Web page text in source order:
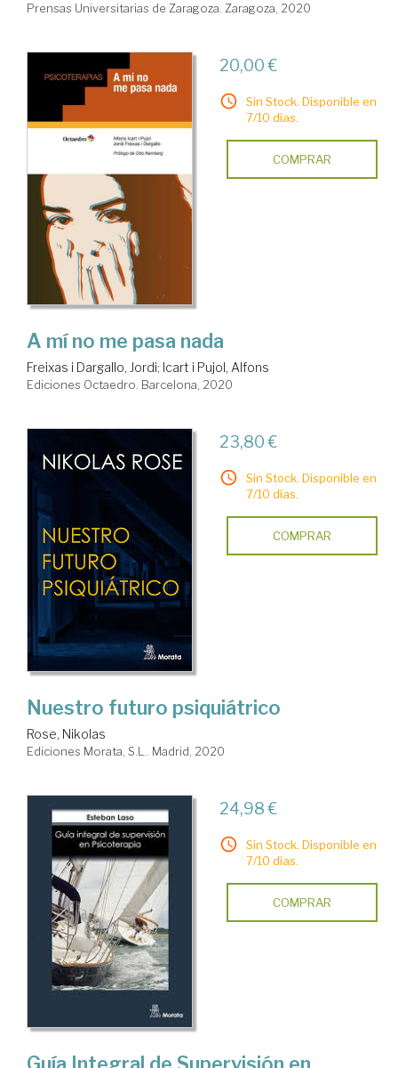
Prensas Universitarias de Zaragoza. Zaragoza, 2020
20,00 €
Sin Stock. Disponible en
7/10 días.
COMPRAR
A mí no me pasa nada
Freixas i Dargallo, Jordi; Icart i Pujol, Alfons
Ediciones Octaedro. Barcelona, 2020
23,80 €
Sin Stock. Disponible en
7/10 días.
COMPRAR
Nuestro futuro psiquiátrico
Rose, Nikolas
Ediciones Morata, S.L.. Madrid, 2020
24,98 €
Sin Stock. Disponible en
7/10 días.
COMPRAR